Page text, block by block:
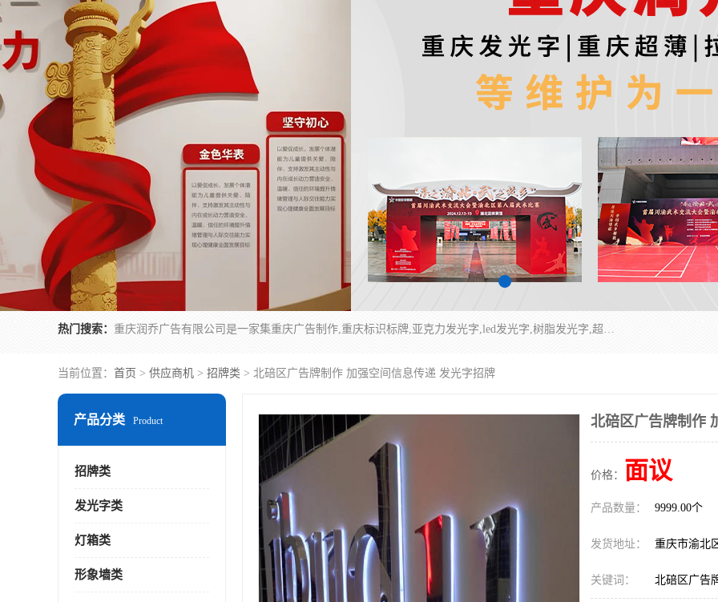
热门搜索： 重庆润乔广告有限公司是一家集重庆广告制作,重庆标识标牌,亚克力发光字,led发光字,树脂发光字,超薄灯箱,拉布灯箱,吸塑灯箱,门头招牌,企业形象墙,写真喷绘,x展架,拉网展架,广告展架,条幅,锦旗设计,制作,施工,维护为一体的专业化广告公司.
当前位置： 首页 > 供应商机 > 招牌类 > 北碚区广告牌制作 加强空间信息传递 发光字招牌
产品分类 Product
招牌类
发光字类
灯箱类
形象墙类
北碚区广告牌制作
价格： 面议
产品数量： 9999.00个
发货地址： 重庆市渝北
关键词： 北碚区广告